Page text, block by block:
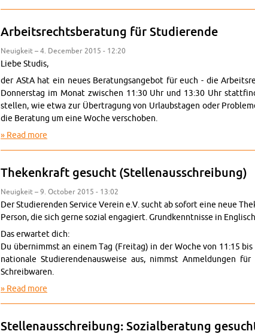
Ar­beit­srechts­ber­atung für Studierende
Neuigkeit – 4. De­cem­ber 2015 - 12:20
Liebe Studis,
der AStA hat ein neues Be­ratungsange­bot für euch - die
Don­ner­stag im Monat zwis­chen 11:30 Uhr und 13:30 Uhr
stellen, wie etwa zur Übertra­gung von Urlaub­sta­gen oder
die Be­ratung um eine Woche ver­schoben.
Read more
Thekenkraft gesucht (Stel­lenauss­chrei­bung)
Neuigkeit – 9. Oc­to­ber 2015 - 13:02
Der Studieren­den Ser­vice Verein e.V. sucht ab so­fort eine neue
Per­son, die sich gerne sozial en­gagiert. Grund­ken­nt­nisse in
Das er­wartet dich:
Du übern­immst an einem Tag (Fre­itag) in der Woche von 11:15
na­tionale Studieren­de­nausweise aus, nimmst An­mel­dun­gen
Schreib­waren.
Read more
Stel­lenauss­chrei­bung: Sozial­ber­atung